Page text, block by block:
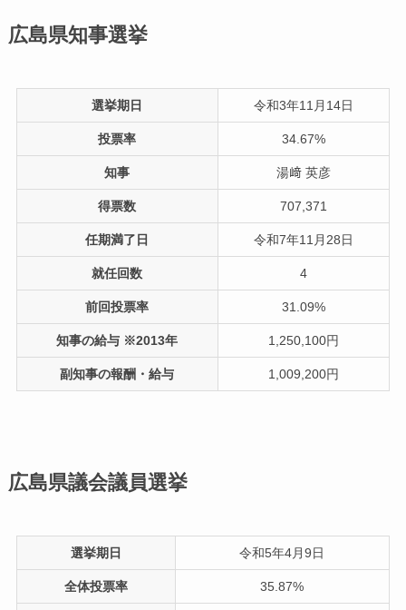
広島県知事選挙
選挙期日 令和3年11月14日
投票率 34.67%
知事 湯﨑 英彦
得票数 707,371
任期満了日 令和7年11月28日
就任回数 4
前回投票率 31.09%
知事の給与 ※2013年 1,250,100円
副知事の報酬・給与 1,009,200円
広島県議会議員選挙
選挙期日 令和5年4月9日
全体投票率 35.87%